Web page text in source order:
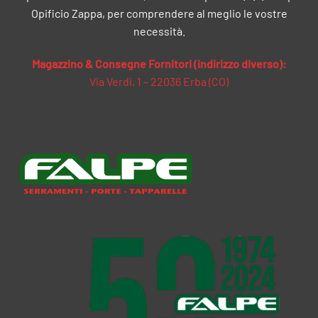
Opificio Zappa, per comprendere al meglio le vostre
necessità.
Magazzino & Consegne Fornitori (indirizzo diverso):
Via Verdi, 1 – 22036 Erba (CO)